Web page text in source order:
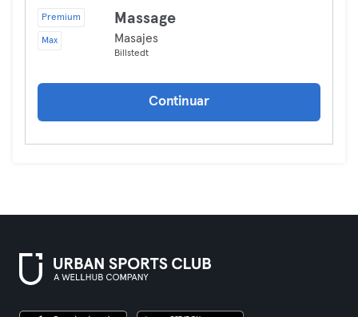
Premium
Max
Massage
Masajes
Billstedt
Continuar